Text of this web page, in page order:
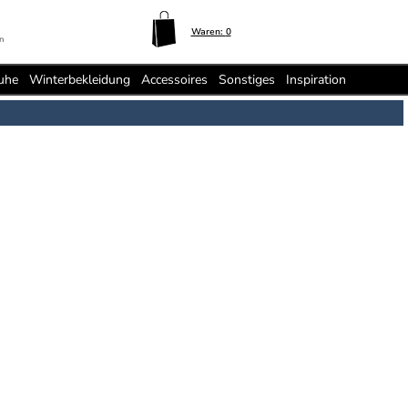
Waren: 0
Winterbekleidung Accessoires Sonstiges Inspiration